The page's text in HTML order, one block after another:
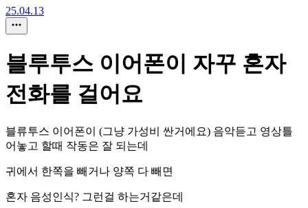
25.04.13
블루투스 이어폰이 자꾸 혼자
전화를 걸어요
블류투스 이어폰이 (그냥 가성비 싼거에요) 음악듣고 영상틀
어놓고 할때 작동은 잘 되는데
귀에서 한쪽을 빼거나 양쪽 다 빼면
혼자 음성인식? 그런걸 하는거같은데